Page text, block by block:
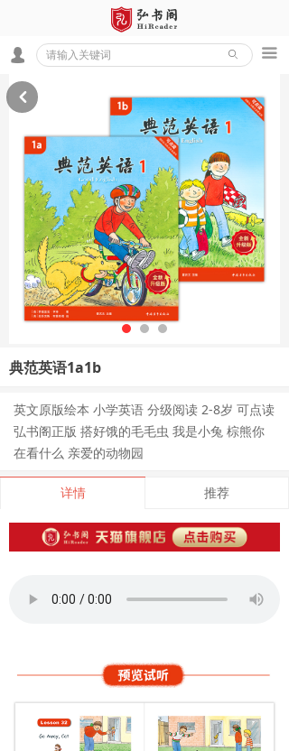
ꄙ 끀
넙
典范英语1a1b
详情 推荐
낒
英文原版绘本 小学英语 分级阅读 2-8岁 可点读
弘书阁正版 搭好饿的毛毛虫 我是小兔 棕熊你
在看什么 亲爱的动物园